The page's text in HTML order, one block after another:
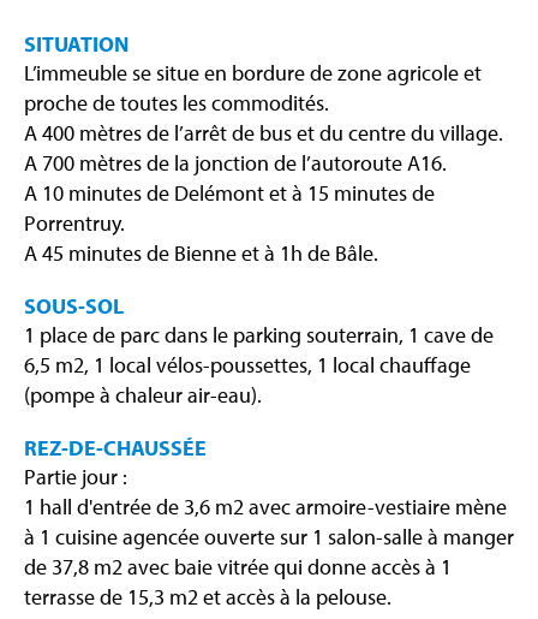
SITUATION
L’immeuble se situe en bordure de zone agricole et
proche de toutes les commodités.
A 400 mètres de l’arrêt de bus et du centre du village.
A 700 mètres de la jonction de l’autoroute A16.
A 10 minutes de Delémont et à 15 minutes de
Porrentruy.
A 45 minutes de Bienne et à 1h de Bâle.
SOUS-SOL
1 place de parc dans le parking souterrain, 1 cave de
6,5 m2, 1 local vélos-poussettes, 1 local chauffage
(pompe à chaleur air-eau).
REZ-DE-CHAUSSÉE
Partie jour :
1 hall d'entrée de 3,6 m2 avec armoire-vestiaire mène
à 1 cuisine agencée ouverte sur 1 salon-salle à manger
de 37,8 m2 avec baie vitrée qui donne accès à 1
terrasse de 15,3 m2 et accès à la pelouse.